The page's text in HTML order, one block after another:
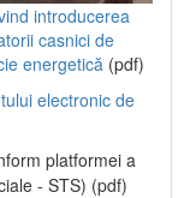
introducerea
casnici de
energetică (pdf)
electronic de
platformei a
- STS) (pdf)